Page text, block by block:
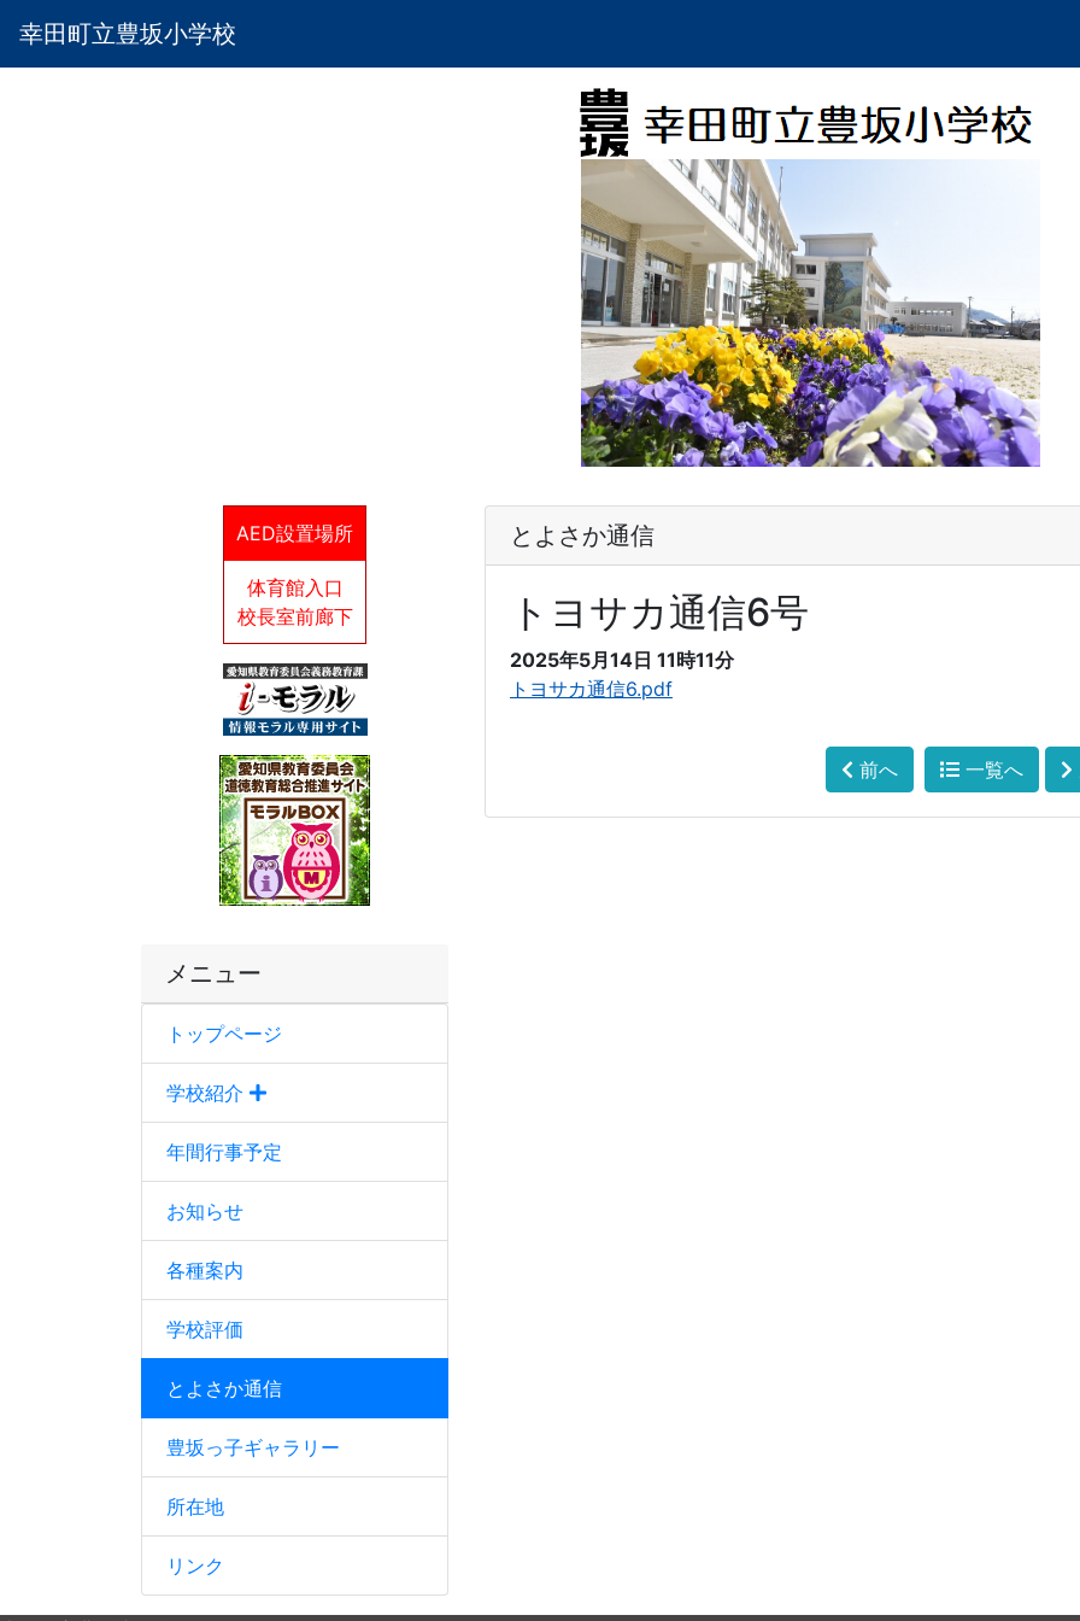
幸田町立豊坂小学校
AED設置場所
体育館入口
校長室前廊下
メニュー
トップページ
学校紹介
年間行事予定
お知らせ
各種案内
学校評価
とよさか通信
豊坂っ子ギャラリー
所在地
リンク
とよさか通信
トヨサカ通信6号
2025年5月14日 11時11分
トヨサカ通信6.pdf
前へ 一覧へ